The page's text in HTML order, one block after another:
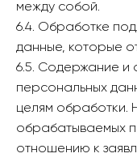
между собой.
6.4. Обработке
данные, которые
6.5. Содержание и
персональных
целям обработки.
обрабатываемых
отношению к